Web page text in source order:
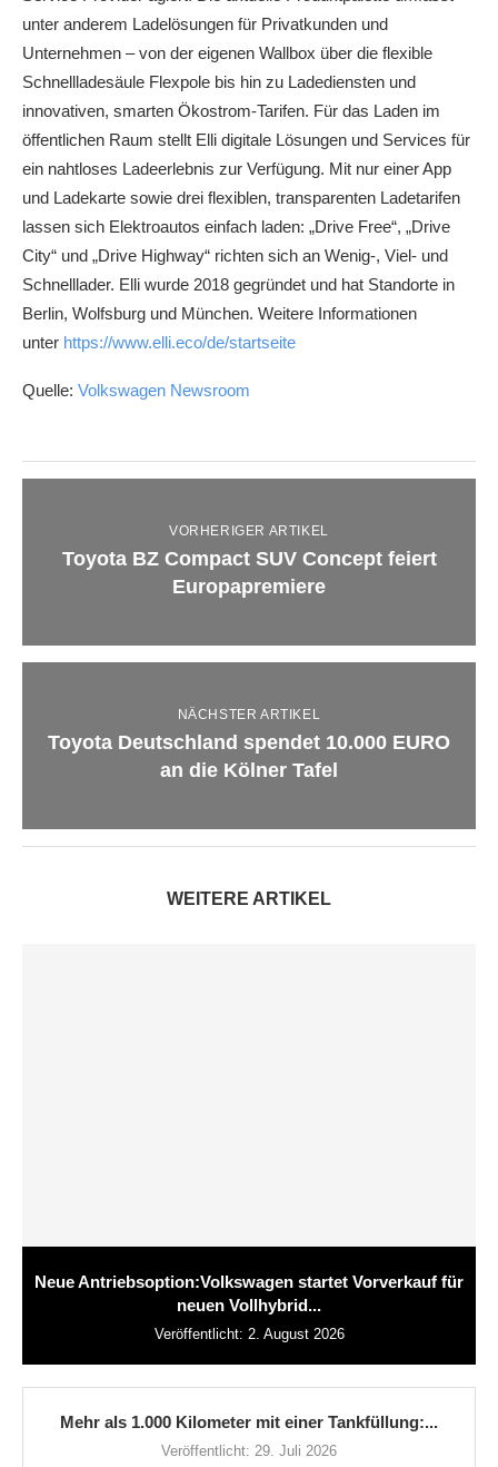
unter anderem Ladelösungen für Privatkunden und
Unternehmen – von der eigenen Wallbox über die flexible
Schnellladesäule Flexpole bis hin zu Ladediensten und
innovativen, smarten Ökostrom-Tarifen. Für das Laden im
öffentlichen Raum stellt Elli digitale Lösungen und Services für
ein nahtloses Ladeerlebnis zur Verfügung. Mit nur einer App
und Ladekarte sowie drei flexiblen, transparenten Ladetarifen
lassen sich Elektroautos einfach laden: „Drive Free“, „Drive
City“ und „Drive Highway“ richten sich an Wenig-, Viel- und
Schnelllader. Elli wurde 2018 gegründet und hat Standorte in
Berlin, Wolfsburg und München. Weitere Informationen
unter https://www.elli.eco/de/startseite
Quelle: Volkswagen Newsroom
VORHERIGER ARTIKEL
Toyota BZ Compact SUV Concept feiert
Europapremiere
NÄCHSTER ARTIKEL
Toyota Deutschland spendet 10.000 EURO
an die Kölner Tafel
WEITERE ARTIKEL
Neue Antriebsoption:Volkswagen startet Vorverkauf für
neuen Vollhybrid...
Veröffentlicht: 2. August 2026
Mehr als 1.000 Kilometer mit einer Tankfüllung:...
Veröffentlicht: 29. Juli 2026